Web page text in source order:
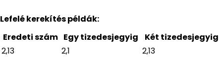
Lefelé kerekítés példák:
Eredeti szám Egy tizedesjegyig
Két tizedesjegyig
2,13
2,1
2,13